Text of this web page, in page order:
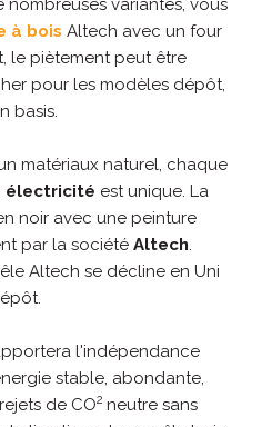
variantes, vous
à bois Altech avec un four
le piètement peut être
pour les modèles dépôt,
basis.
matériaux naturel, chaque
électricité est unique. La
noir avec une peinture
par la société Altech.
Altech se décline en Uni
l'indépendance
stable, abondante,
de CO2 neutre sans